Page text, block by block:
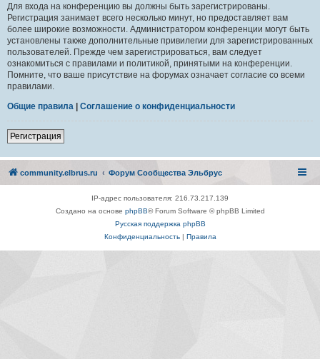
Для входа на конференцию вы должны быть зарегистрированы.
Регистрация занимает всего несколько минут, но предоставляет вам
более широкие возможности. Администратором конференции могут быть
установлены также дополнительные привилегии для зарегистрированных
пользователей. Прежде чем зарегистрироваться, вам следует
ознакомиться с правилами и политикой, принятыми на конференции.
Помните, что ваше присутствие на форумах означает согласие со всеми
правилами.
Общие правила | Соглашение о конфиденциальности
Регистрация
community.elbrus.ru Форум Сообщества Эльбрус
IP-адрес пользователя: 216.73.217.139
Создано на основе phpBB® Forum Software © phpBB Limited
Русская поддержка phpBB
Конфиденциальность| Правила